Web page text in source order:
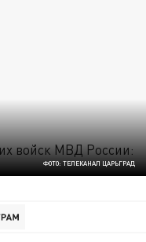
ФОТО: ТЕЛЕКАНАЛ ЦАРЬГРАД